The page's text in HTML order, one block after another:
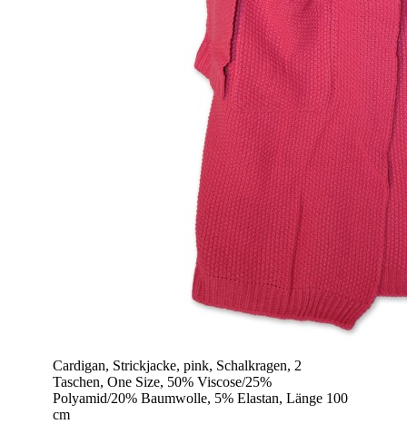
Cardigan, Strickjacke, pink, Schalkragen, 2
Taschen, One Size, 50% Viscose/25%
Polyamid/20% Baumwolle, 5% Elastan, Länge 100
cm